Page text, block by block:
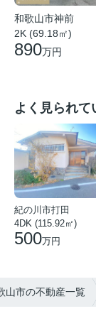
和歌山市神前
2K (69.18㎡)
890万円
よく見られて
紀の川市打田
4DK (115.92㎡)
500万円
山市の不動産一覧